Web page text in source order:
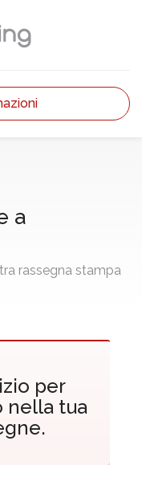
a
rassegna stampa
per
nella tua